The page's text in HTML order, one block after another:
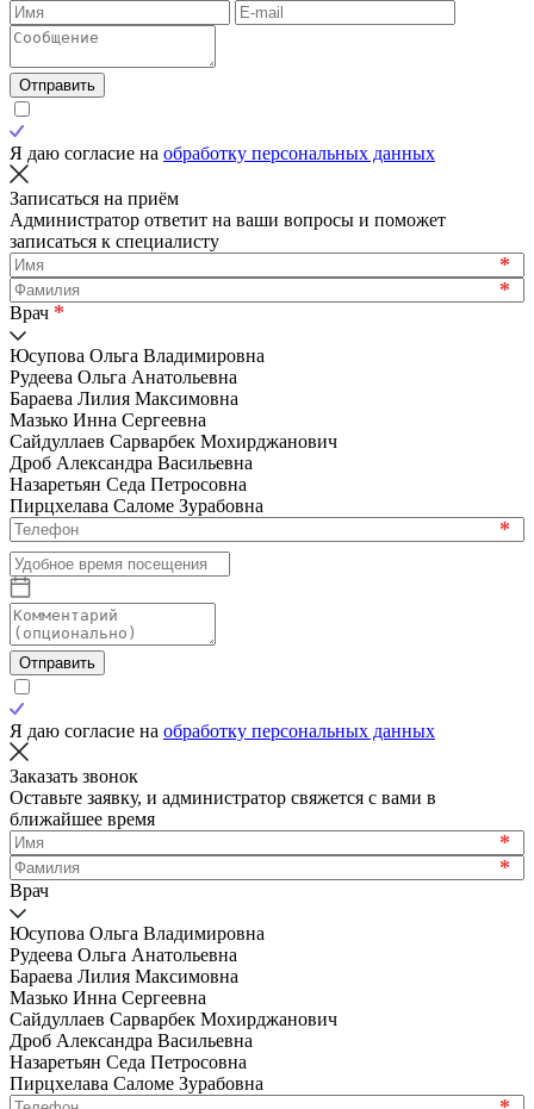
Отправить
Я даю согласие на обработку персональных данных
Записаться на приём
Администратор ответит на ваши вопросы и поможет
записаться к специалисту
*
*
Врач *
Юсупова Ольга Владимировна
Рудеева Ольга Анатольевна
Бараева Лилия Максимовна
Мазько Инна Сергеевна
Сайдуллаев Сарварбек Мохирджанович
Дроб Александра Васильевна
Назаретьян Седа Петросовна
Пирцхелава Саломе Зурабовна
*
Отправить
Я даю согласие на обработку персональных данных
Заказать звонок
Оставьте заявку, и администратор свяжется с вами в
ближайшее время
*
*
Врач
Юсупова Ольга Владимировна
Рудеева Ольга Анатольевна
Бараева Лилия Максимовна
Мазько Инна Сергеевна
Сайдуллаев Сарварбек Мохирджанович
Дроб Александра Васильевна
Назаретьян Седа Петросовна
Пирцхелава Саломе Зурабовна